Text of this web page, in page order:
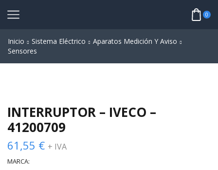
0
Inicio Sistema Eléctrico
Aparatos Medición Y Aviso
Sensores
INTERRUPTOR – IVECO –
41200709
61,55 € + IVA
MARCA: